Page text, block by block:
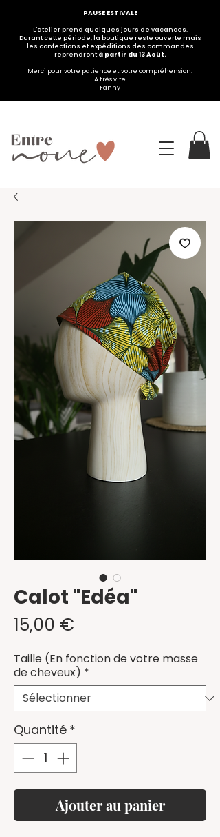
PAUSE ESTIVALE
L'atelier prend quelques jours de vacances.
Durant cette période, la boutique reste ouverte mais
les confections et expéditions des commandes
reprendrontà partir du 13 Août.
Merci pour votre patience et votre compréhension.
A très vite
Fanny
Calot "Edéa"
15,00 €
Taille (En fonction de votre masse
de cheveux) *
Quantité *
Ajouter au panier